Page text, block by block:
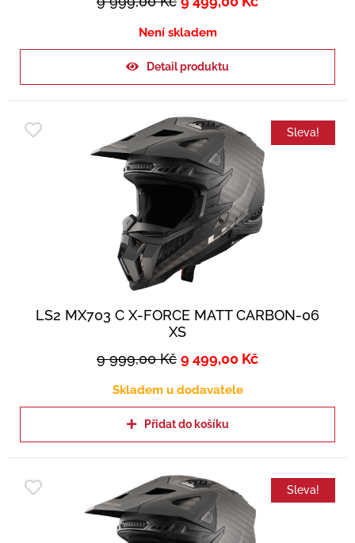
Není skladem
Detail produktu
Sleva!
LS2 MX703 C X-FORCE MATT CARBON-06
XS
9 999,00Kč 9 499,00 Kč
Skladem u dodavatele
Přidat do košíku
Sleva!